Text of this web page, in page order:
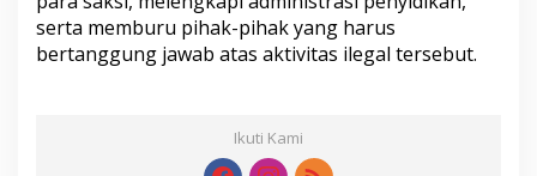
serta memburu pihak-pihak yang harus
bertanggung jawab atas aktivitas ilegal tersebut.
Ikuti Kami